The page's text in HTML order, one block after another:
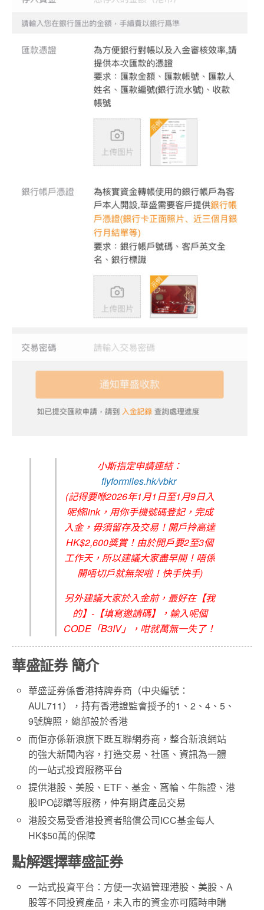
小斯指定申請連結：
flyformiles.hk/vbkr
(記得要喺2026年1月1日至1月9日入
呢條link，用你手機號碼登記，完成
入金，毋須留存及交易！開戶拎高達
HK$2,600獎賞！由於開戶要2至3個
工作天，所以建議大家盡早開！唔係
開唔切戶就無架啦！快手快手)
另外建議大家於入金前，最好在【我
的】-【填寫邀請碼】，輸入呢個
CODE「B3IV」，咁就萬無一失了！
華盛証券簡介
華盛証券係香港持牌券商（中央編號：
AUL711），持有香港證監會授予的1 、2 、4 、5 、
9號牌照 ，總部設於香港
而佢亦係新浪旗下既互聯網券商 ， 整合新浪網站
的強大新聞內容，打造交易、社區、資訊為一體
的一站式投資服務平台
提供港股、美股、 ETF 、基金、窩輪、牛熊證、港
股IPO認購等服務，仲有期貨產品交易
港股交易受香港投資者賠償公司ICC基金每人
HK$50萬的保障
點解選擇華盛証券
一站式投資平台：方便一次過管理港股、美股、A
股等不同投資產品，未入市的資金亦可隨時申購